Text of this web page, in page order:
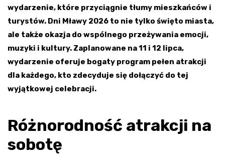
wydarzenie, które przyciągnie tłumy mieszkańców i
turystów. Dni Mławy 2026 to nie tylko święto miasta,
ale także okazja do wspólnego przeżywania emocji,
muzyki i kultury. Zaplanowane na 11 i 12 lipca,
wydarzenie oferuje bogaty program pełen atrakcji
dla każdego, kto zdecyduje się dołączyć do tej
wyjątkowej celebracji.
Różnorodność atrakcji na
sobotę